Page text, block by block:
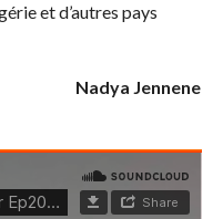
et d’autres pays
Nadya Jennene